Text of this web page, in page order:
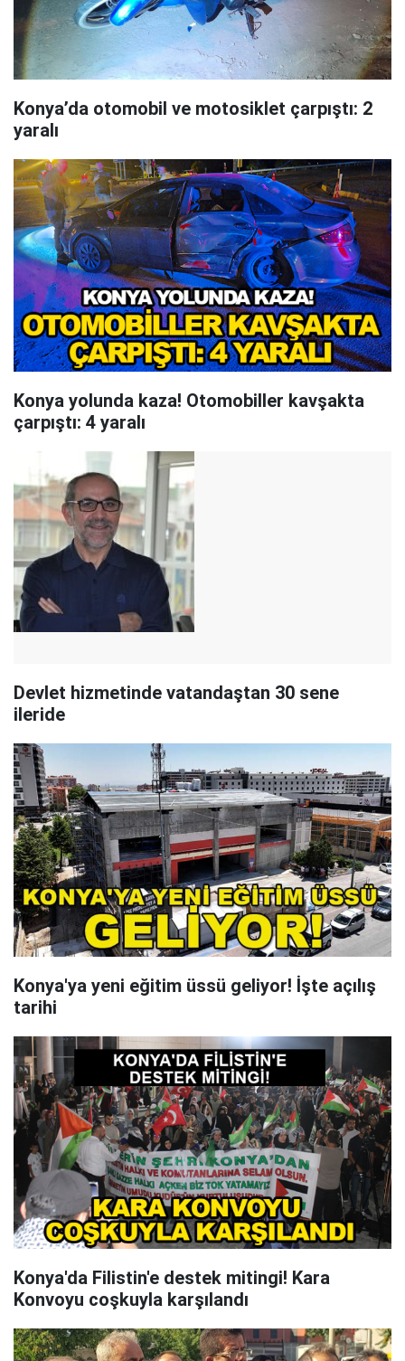
Konya’da otomobil ve motosiklet çarpıştı: 2
yaralı
Konya yolunda kaza! Otomobiller kavşakta
çarpıştı: 4 yaralı
Devlet hizmetinde vatandaştan 30 sene
ileride
Konya'ya yeni eğitim üssü geliyor! İşte açılış
tarihi
Konya'da Filistin'e destek mitingi! Kara
Konvoyu coşkuyla karşılandı